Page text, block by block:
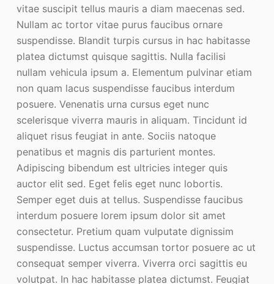
vitae suscipit tellus mauris a diam maecenas sed.
Nullam ac tortor vitae purus faucibus ornare
suspendisse. Blandit turpis cursus in hac habitasse
platea dictumst quisque sagittis. Nulla facilisi
nullam vehicula ipsum a. Elementum pulvinar etiam
non quam lacus suspendisse faucibus interdum
posuere. Venenatis urna cursus eget nunc
scelerisque viverra mauris in aliquam. Tincidunt id
aliquet risus feugiat in ante. Sociis natoque
penatibus et magnis dis parturient montes.
Adipiscing bibendum est ultricies integer quis
auctor elit sed. Eget felis eget nunc lobortis.
Semper eget duis at tellus. Suspendisse faucibus
interdum posuere lorem ipsum dolor sit amet
consectetur. Pretium quam vulputate dignissim
suspendisse. Luctus accumsan tortor posuere ac ut
consequat semper viverra. Viverra orci sagittis eu
volutpat. In hac habitasse platea dictumst. Feugiat